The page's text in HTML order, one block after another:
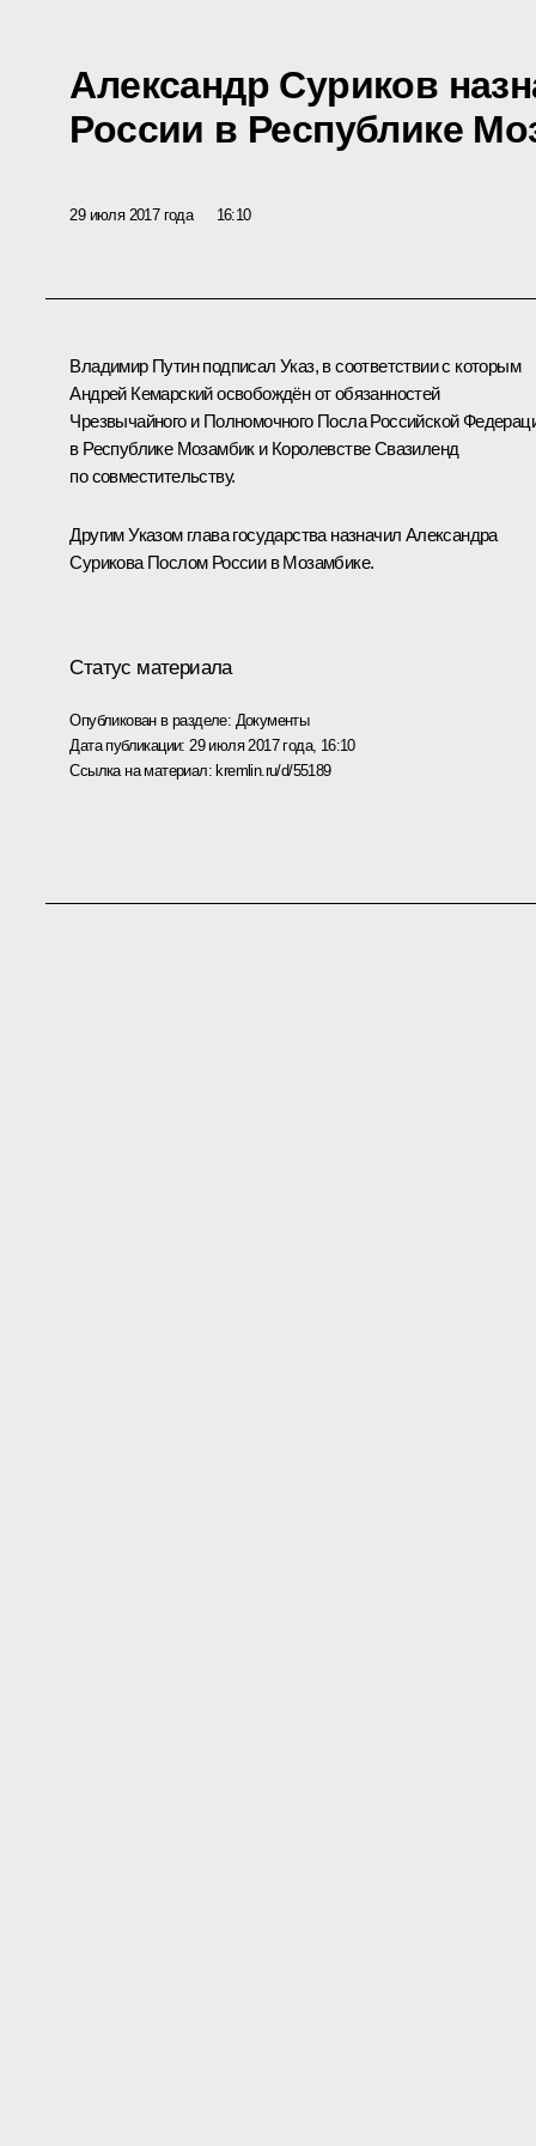
Александр Суриков
России в Республике
29 июля 2017 года 16:10
Владимир Путин подписал Указ, в соответствии с которым
Андрей Кемарский освобождён от обязанностей
Чрезвычайного и Полномочного Посла Российской
в Республике Мозамбик и Королевстве Свазиленд
по совместительству.
Другим Указом глава государства назначил Александра
Сурикова Послом России в Мозамбике.
Статус материала
Опубликован в разделе: Документы
Дата публикации: 29 июля 2017 года, 16:10
Ссылка на материал:kremlin.ru/d/55189